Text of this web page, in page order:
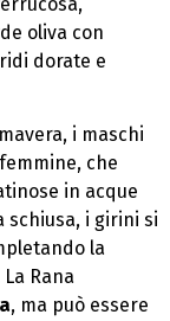
oliva con
dorate e
i maschi
che
in acque
schiusa, i girini si
la
Rana
, ma può essere